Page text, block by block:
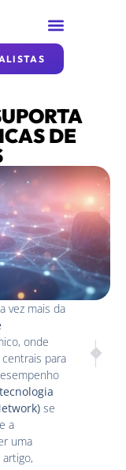
DE
vez mais da
onde
para
tecnologia
se
a
uma
SD-